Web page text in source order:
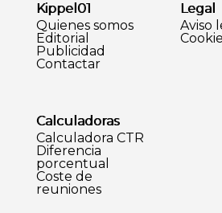
Kippel01
Quienes somos
Editorial
Publicidad
Contactar
Legal
Aviso
Calculadoras
Calculadora CTR
Diferencia
porcentual
Coste de
reuniones